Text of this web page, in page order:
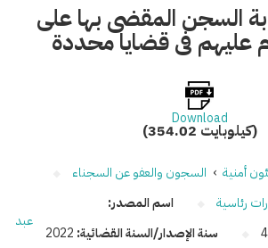
السجن المقضى بها على
فى قضايا محددة
Download
(354.02 كيلوبايت)
أمنية › السجون والعفو عن السجناء
رئاسية
سنة الإصدار/السنة القضائية: 2022
اسم المصدر:
عبد